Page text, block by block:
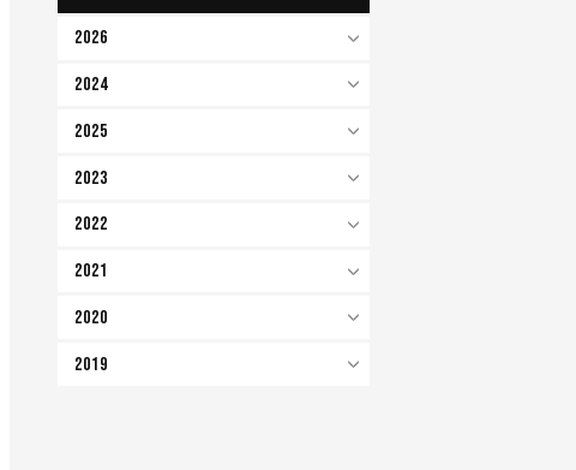
2026
2024
2025
2023
2022
2021
2020
2019